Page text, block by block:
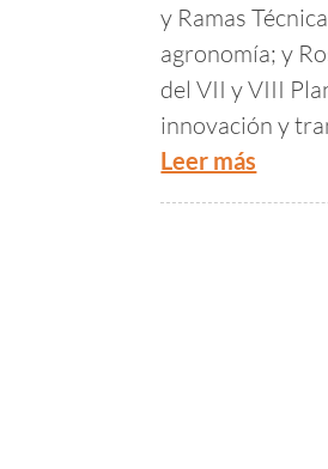
y Ramas
agronomía; y
del VII y VIII
innovación y
Leer más